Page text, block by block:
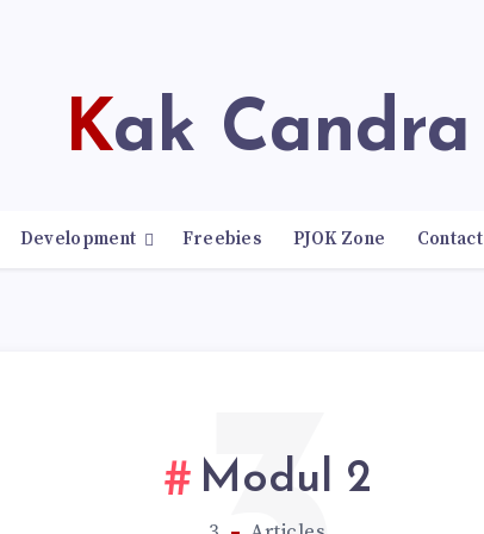
Kak Candra
Development Freebies PJOK Zone Contact
Modul 2